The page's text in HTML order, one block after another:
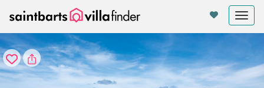
Vos paramètres de cookies